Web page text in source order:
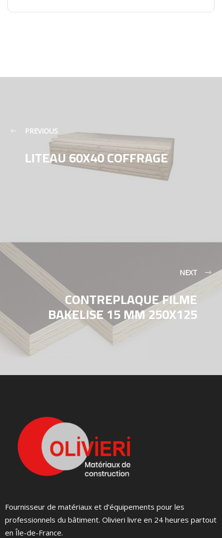
PREVIOUS
LITEAU 60X40 COFFRAGE
NEXT
CONTREPLAQUE FILME
BAKELISE 15 MM 250X125
Fournisseur de matériaux et d’équipements pour les
professionnels du bâtiment. Olivieri livre en 24 heures partout
en Île-de-France.